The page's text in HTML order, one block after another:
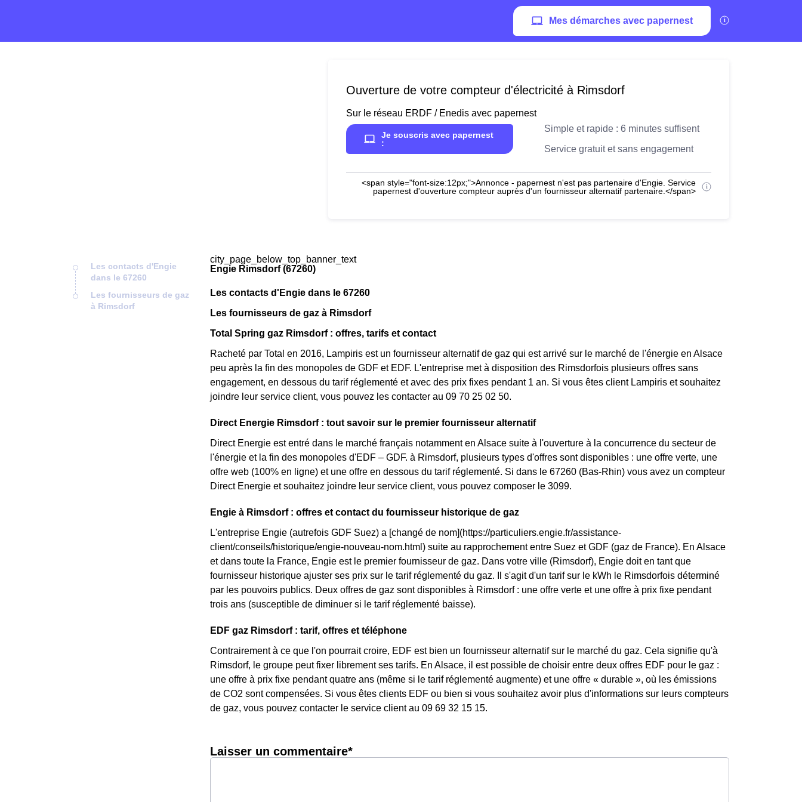
Mes démarches avec papernest
Ouverture de votre compteur d'électricité à Rimsdorf
Sur le réseau ERDF / Enedis avec papernest
Je souscris avec papernest
:
Simple et rapide : 6 minutes suffisent
Service gratuit et sans engagement
<span style="font-size:12px;">Annonce - papernest n'est pas partenaire d'Engie. Service
papernest d'ouverture compteur auprès d'un fournisseur alternatif partenaire.</span>
Les contacts d'Engie
dans le 67260
Les fournisseurs de gaz
à Rimsdorf
city_page_below_top_banner_text
Engie Rimsdorf (67260)
Les contacts d'Engie dans le 67260
Les fournisseurs de gaz à Rimsdorf
Total Spring gaz Rimsdorf : offres, tarifs et contact
Racheté par Total en 2016, Lampiris est un fournisseur alternatif de gaz qui est arrivé sur le marché de l'énergie en Alsace
peu après la fin des monopoles de GDF et EDF. L'entreprise met à disposition des Rimsdorfois plusieurs offres sans
engagement, en dessous du tarif réglementé et avec des prix fixes pendant 1 an. Si vous êtes client Lampiris et souhaitez
joindre leur service client, vous pouvez les contacter au 09 70 25 02 50.
Direct Energie Rimsdorf : tout savoir sur le premier fournisseur alternatif
Direct Energie est entré dans le marché français notamment en Alsace suite à l'ouverture à la concurrence du secteur de
l'énergie et la fin des monopoles d'EDF – GDF. à Rimsdorf, plusieurs types d'offres sont disponibles : une offre verte, une
offre web (100% en ligne) et une offre en dessous du tarif réglementé. Si dans le 67260 (Bas-Rhin) vous avez un compteur
Direct Energie et souhaitez joindre leur service client, vous pouvez composer le 3099.
Engie à Rimsdorf : offres et contact du fournisseur historique de gaz
L'entreprise Engie (autrefois GDF Suez) a [changé de nom](https://particuliers.engie.fr/assistance-
client/conseils/historique/engie-nouveau-nom.html) suite au rapprochement entre Suez et GDF (gaz de France). En Alsace
et dans toute la France, Engie est le premier fournisseur de gaz. Dans votre ville (Rimsdorf), Engie doit en tant que
fournisseur historique ajuster ses prix sur le tarif réglementé du gaz. Il s'agit d'un tarif sur le kWh le Rimsdorfois déterminé
par les pouvoirs publics. Deux offres de gaz sont disponibles à Rimsdorf : une offre verte et une offre à prix fixe pendant
trois ans (susceptible de diminuer si le tarif réglementé baisse).
EDF gaz Rimsdorf : tarif, offres et téléphone
Contrairement à ce que l'on pourrait croire, EDF est bien un fournisseur alternatif sur le marché du gaz. Cela signifie qu'à
Rimsdorf, le groupe peut fixer librement ses tarifs. En Alsace, il est possible de choisir entre deux offres EDF pour le gaz :
une offre à prix fixe pendant quatre ans (même si le tarif réglementé augmente) et une offre « durable », où les émissions
de CO2 sont compensées. Si vous êtes clients EDF ou bien si vous souhaitez avoir plus d'informations sur leurs compteurs
de gaz, vous pouvez contacter le service client au 09 69 32 15 15.
Laisser un commentaire*